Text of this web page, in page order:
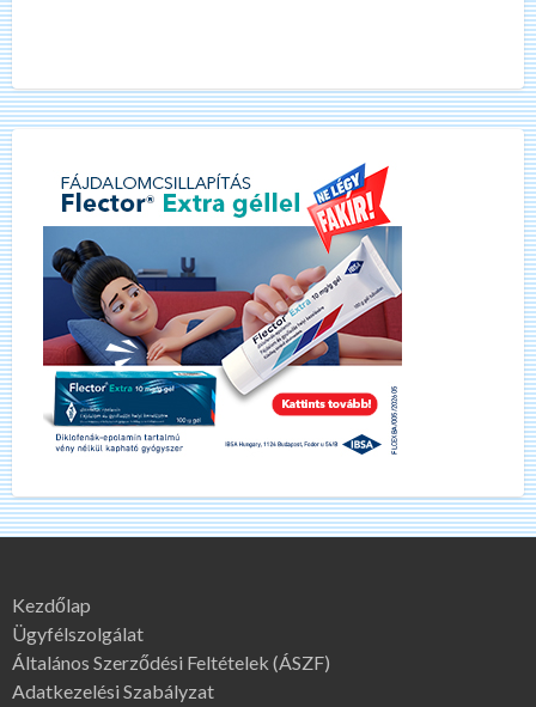
Kezdőlap
Ügyfélszolgálat
Általános Szerződési Feltételek (ÁSZF)
Adatkezelési Szabályzat